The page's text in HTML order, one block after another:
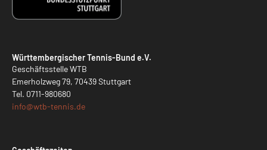
Württembergischer Tennis-Bund e.V.
Geschäftsstelle WTB
Emerholzweg 79, 70439 Stuttgart
Tel. 0711-980680
info@wtb-tennis.de